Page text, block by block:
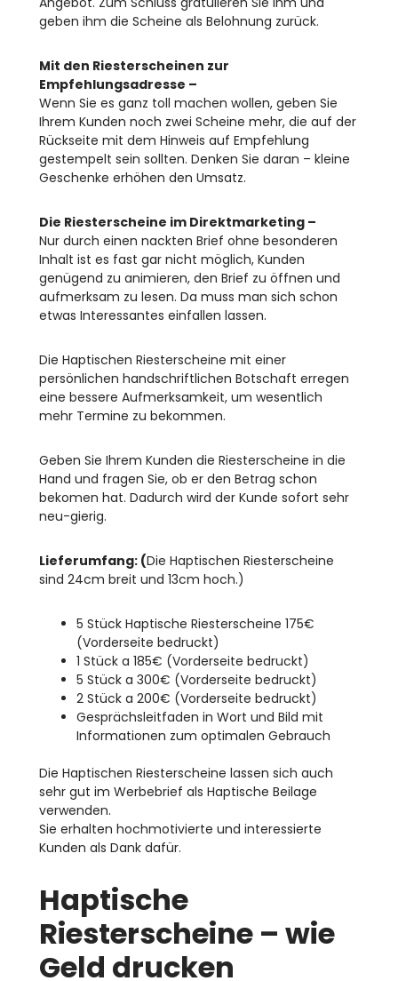
geben ihm die Scheine als Belohnung zurück.
Mit den Riesterscheinen zur
Empfehlungsadresse –
Wenn Sie es ganz toll machen wollen, geben Sie
Ihrem Kunden noch zwei Scheine mehr, die auf der
Rückseite mit dem Hinweis auf Empfehlung
gestempelt sein sollten. Denken Sie daran – kleine
Geschenke erhöhen den Umsatz.
Die Riesterscheine im Direktmarketing –
Nur durch einen nackten Brief ohne besonderen
Inhalt ist es fast gar nicht möglich, Kunden
genügend zu animieren, den Brief zu öffnen und
aufmerksam zu lesen. Da muss man sich schon
etwas Interessantes einfallen lassen.
Die Haptischen Riesterscheine mit einer
persönlichen handschriftlichen Botschaft erregen
eine bessere Aufmerksamkeit, um wesentlich
mehr Termine zu bekommen.
Geben Sie Ihrem Kunden die Riesterscheine in die
Hand und fragen Sie, ob er den Betrag schon
bekomen hat. Dadurch wird der Kunde sofort sehr
neu-gierig.
Lieferumfang: (Die Haptischen Riesterscheine
sind 24cm breit und 13cm hoch.)
5 Stück Haptische Riesterscheine 175€
(Vorderseite bedruckt)
1 Stück a 185€ (Vorderseite bedruckt)
5 Stück a 300€ (Vorderseite bedruckt)
2 Stück a 200€ (Vorderseite bedruckt)
Gesprächsleitfaden in Wort und Bild mit
Informationen zum optimalen Gebrauch
Die Haptischen Riesterscheine lassen sich auch
sehr gut im Werbebrief als Haptische Beilage
verwenden.
Sie erhalten hochmotivierte und interessierte
Kunden als Dank dafür.
Haptische
Riesterscheine – wie
Geld drucken